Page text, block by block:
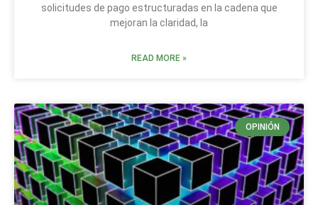
solicitudes de pago estructuradas en la cadena que
mejoran la claridad, la
READ MORE »
OPINIÓN